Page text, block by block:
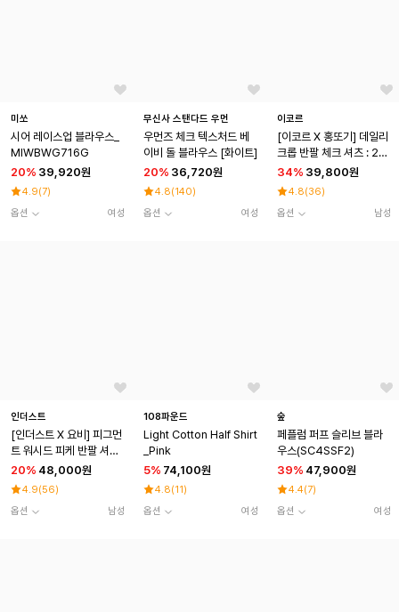
미쏘
시어 레이스업 블라우스_
MIWBWG716G
20% 39,920원
4.9(7)
옵션
여성
무신사 스탠다드 우먼
우먼즈 체크 텍스처드 베
이비 돌 블라우스 [화이트]
20% 36,720원
4.8(140)
옵션
여성
이코르
[이코르 X 홍또기] 데일리
크롭 반팔 체크 셔츠 : 2C
OLOR
34% 39,800원
4.8(36)
옵션
남성
인더스트
[인더스트 X 요비] 피그먼
트 워시드 피케 반팔 셔츠_
3COLOR
20% 48,000원
4.9(56)
옵션
남성
108파운드
Light Cotton Half Shirt
_Pink
5% 74,100원
4.8(11 )
옵션
여성
숲
페플럼 퍼프 슬리브 블라
우스(SC4SSF2)
39% 47,900원
4.4(7)
옵션
여성